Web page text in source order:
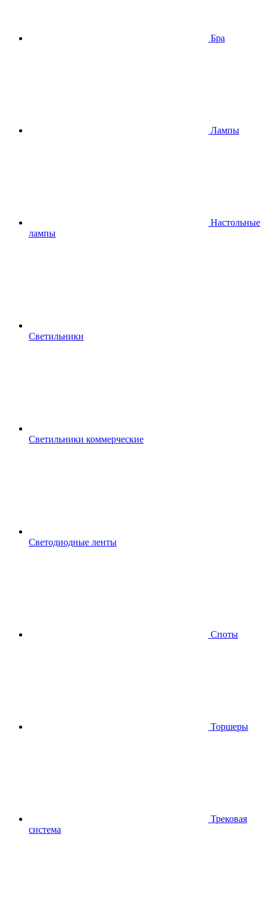
Бра
Лампы
Настольные
лампы
Светильники
Светильники коммерческие
Светодиодные ленты
Споты
Торшеры
Трековая
система